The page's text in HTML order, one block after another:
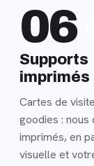
Cartes de
goodies :
imprimés, en
visuelle et
Supports
imprimés
06